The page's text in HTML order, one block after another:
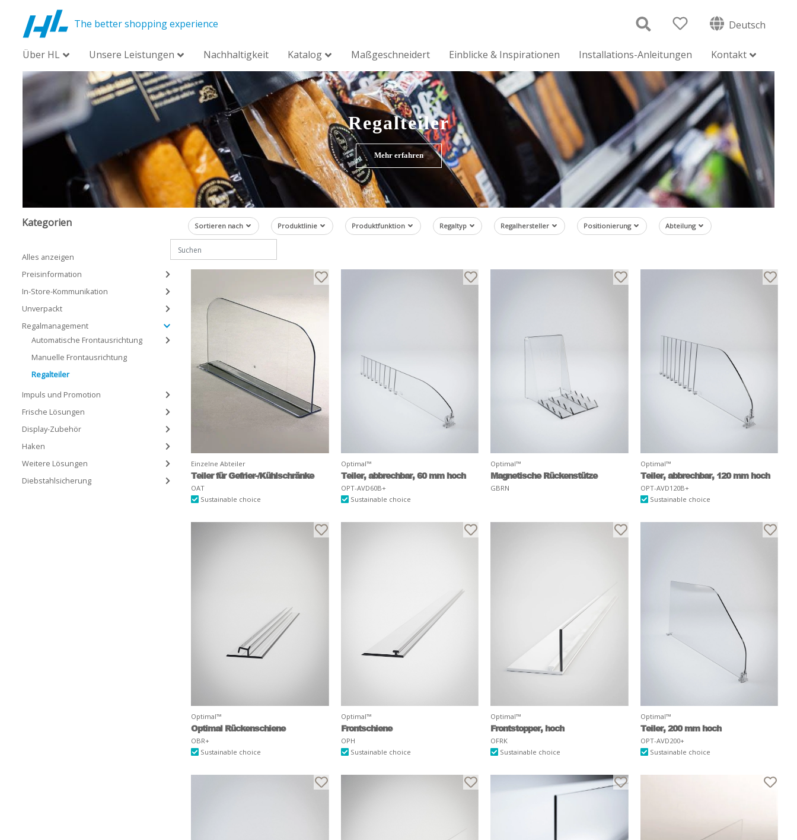
The better shopping experience Deutsch
Über HL Unsere Leistungen Nachhaltigkeit Katalog Maßgeschneidert Einblicke & Inspirationen Installations-Anleitungen Kontakt
Regalteiler
Mehr erfahren
Kategorien
Alles anzeigen
Preisinformation
In-Store-Kommunikation
Unverpackt
Regalmanagement
Automatische Frontausrichtung
Manuelle Frontausrichtung
Regalteiler
Impuls und Promotion
Frische Lösungen
Display-Zubehör
Haken
Weitere Lösungen
Diebstahlsicherung
Sortieren nach Produktlinie Produktfunktion Regaltyp Regalhersteller Positionierung Abteilung
Einzelne Abteiler
Teiler für Gefrier-/Kühlschränke
OAT
Sustainable choice
Optimal™
Teiler, abbrechbar, 60 mm hoch
OPT-AVD60B+
Sustainable choice
Optimal™
Magnetische Rückenstütze
GBRN
Optimal™
Teiler, abbrechbar, 120 mm hoch
OPT-AVD120B+
Sustainable choice
Optimal™
Optimal Rückenschiene
OBR+
Sustainable choice
Optimal™
Frontschiene
OPH
Sustainable choice
Optimal™
Frontstopper, hoch
OFRK
Sustainable choice
Optimal™
Teiler, 200 mm hoch
OPT-AVD200+
Sustainable choice